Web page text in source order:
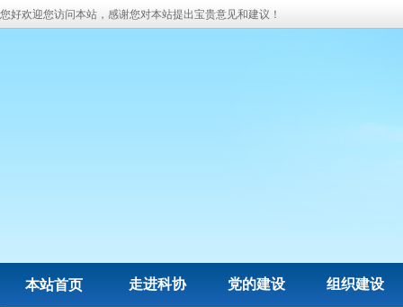
您好欢迎您访问本站，感谢您对本站提出宝贵意见和建议！
本站首页 走进科协 党的建设 组织建设